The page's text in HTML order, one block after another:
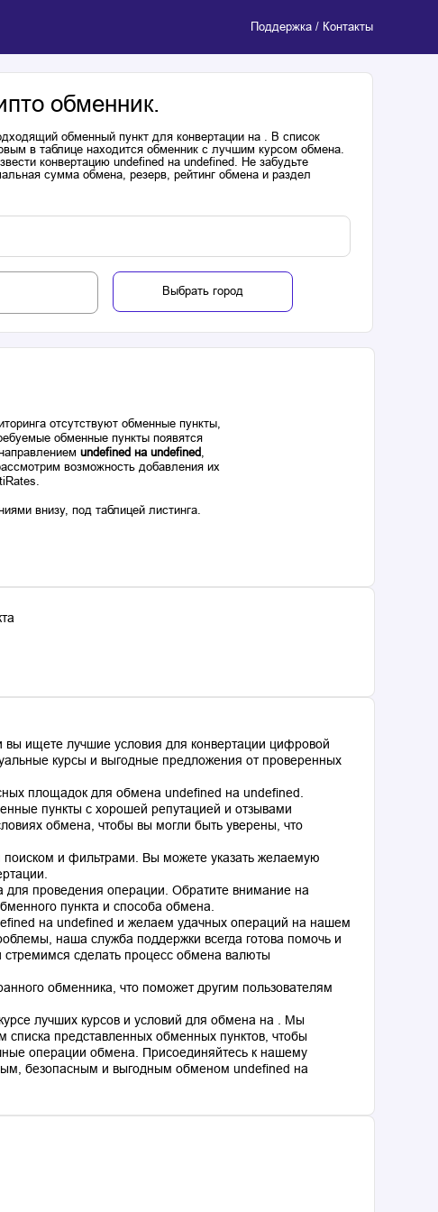
Поддержка / Контакты
обменник.
обменный пункт для конвертации на . В список
в таблице находится обменник с лучшим курсом обмена.
конвертацию undefined на undefined. Не забудьте
сумма обмена, резерв, рейтинг обмена и раздел
Выбрать город
отсутствуют обменные пункты,
обменные пункты появятся
undefined на undefined,
возможность добавления их
внизу, под таблицей листинга.
ищете лучшие условия для конвертации цифровой
курсы и выгодные предложения от проверенных
площадок для обмена undefined на undefined.
пункты с хорошей репутацией и отзывами
обмена, чтобы вы могли быть уверены, что
и фильтрами. Вы можете указать желаемую
для проведения операции. Обратите внимание на
пункта и способа обмена.
на undefined и желаем удачных операций на нашем
наша служба поддержки всегда готова помочь и
сделать процесс обмена валюты
обменника, что поможет другим пользователям
лучших курсов и условий для обмена на . Мы
представленных обменных пунктов, чтобы
операции обмена. Присоединяйтесь к нашему
безопасным и выгодным обменом undefined на